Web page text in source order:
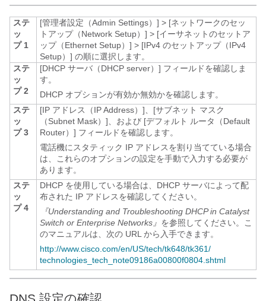
ステ
ッ
プ 1
[管理者設定（Admin Settings）] > [ネットワークのセッ
トアップ（Network Setup）] > [イーサネットのセットア
ップ（Ethernet Setup）] > [IPv4 のセットアップ（IPv4
Setup）] の順に選択します。
ステ
ッ
プ 2
[DHCP サーバ（DHCP server）] フィールドを確認しま
す。
DHCP オプションが有効か無効かを確認します。
ステ
ッ
プ 3
[IP アドレス（IP Address）]、[サブネット マスク
（Subnet Mask）]、および [デフォルト ルータ（Default
Router）] フィールドを確認します。
電話機にスタティック IP アドレスを割り当てている場合
は、これらのオプションの設定を手動で入力する必要が
あります。
ステ
ッ
プ 4
DHCP を使用している場合は、DHCP サーバによって配
布された IP アドレスを確認してください。
『Understanding and Troubleshooting DHCP in Catalyst
Switch or Enterprise Networks』 を参照してください。こ
のマニュアルは、次の URL から入手できます。
http:/​/​www.cisco.com/​en/​US/​tech/​tk648/​tk361/​
technologies_​tech_​note09186a00800f0804.shtml